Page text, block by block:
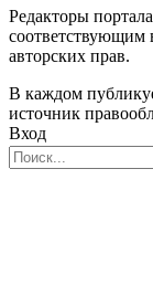
Редакторы
соответствующим
авторских прав.
В каждом
источник
Вход